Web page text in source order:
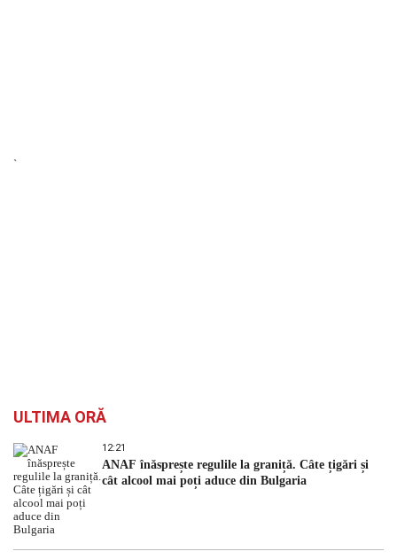
`
ULTIMA ORĂ
12:21
ANAF înăsprește regulile la graniță. Câte țigări și
cât alcool mai poți aduce din Bulgaria